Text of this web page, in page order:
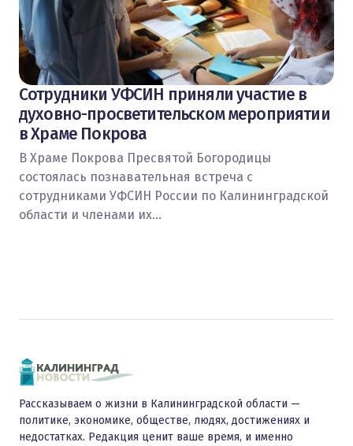
Сотрудники УФСИН приняли участие в
духовно-просветительском мероприятии
в Храме Покрова
В Храме Покрова Пресвятой Богородицы
состоялась познавательная встреча с
сотрудниками УФСИН России по Калининградской
области и членами их…
Рассказываем о жизни в Калининградской области —
политике, экономике, обществе, людях, достижениях и
недостатках. Редакция ценит ваше время, и именно